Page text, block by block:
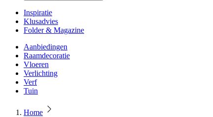
Inspiratie
Klusadvies
Folder & Magazine
Aanbiedingen
Raamdecoratie
Vloeren
Verlichting
Verf
Tuin
Home